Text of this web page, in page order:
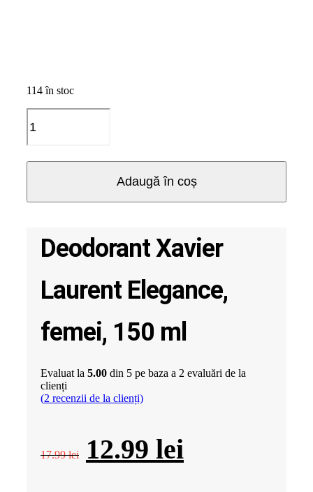
114 în stoc
Deodorant
Xavier
Laurent
150
Adaugă în coș
Deodorant Xavier
Laurent Elegance,
femei, 150 ml
Evaluat la 5.00din 5 pe baza a 2 evaluări de la
clienți
(2 recenzii de la clienți)
17.99lei
Prețul
12.99 lei